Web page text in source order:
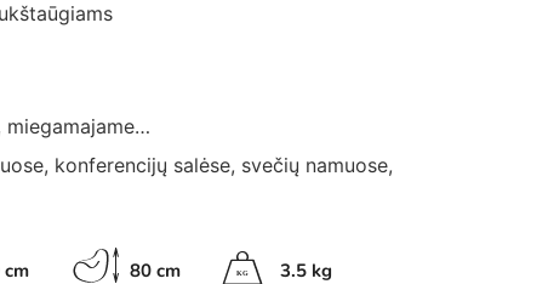
miegamajame…
konferencijų salėse, svečių namuose,
80 cm KG 3.5 kg